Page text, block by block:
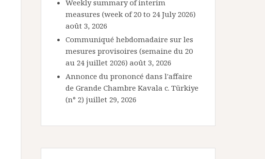
Weekly summary of interim
measures (week of 20 to 24 July 2026)
août 3, 2026
Communiqué hebdomadaire sur les
mesures provisoires (semaine du 20
au 24 juillet 2026) août 3, 2026
Annonce du prononcé dans l'affaire
de Grande Chambre Kavala c. Türkiye
(n° 2) juillet 29, 2026